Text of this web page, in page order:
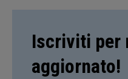
Iscriviti per
aggiornato!